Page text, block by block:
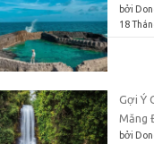
bởi
18
Gợi Ý
Măng
bởi